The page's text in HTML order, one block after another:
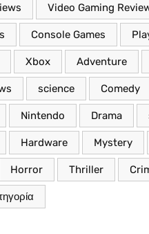
Video Gaming
Console Games
Xbox Adventure
science Comedy
Nintendo Drama
Hardware Mystery
Horror Thriller